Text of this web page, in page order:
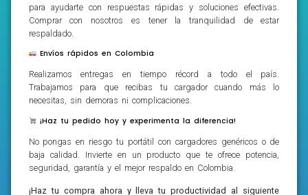
para ayudarte con respuestas rápidas y soluciones efectivas.
Comprar con nosotros es tener la tranquilidad de estar
respaldado.
Envíos rápidos en Colombia
Realizamos entregas en tiempo récord a todo el país.
Trabajamos para que recibas tu cargador cuando más lo
necesitas, sin demoras ni complicaciones.
¡Haz tu pedido hoy y experimenta la diferencia!
No pongas en riesgo tu portátil con cargadores genéricos o de
baja calidad. Invierte en un producto que te ofrece potencia,
seguridad, garantía y el mejor respaldo en Colombia.
¡Haz tu compra ahora y lleva tu productividad al siguiente